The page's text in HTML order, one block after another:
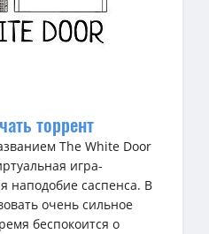
торрент
The White Door
игра-
наподобие саспенса. В
очень сильное
беспокоится о